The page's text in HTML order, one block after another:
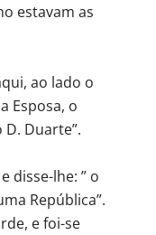
estavam as
ao lado o
Esposa, o
Duarte”.
disse-lhe: ” o
República”.
e foi-se